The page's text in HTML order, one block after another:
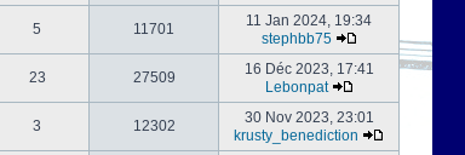
5 11701
11 Jan 2024, 19:34
stephbb75
23 27509
16 Déc 2023, 17:41
Lebonpat
3 12302
30 Nov 2023, 23:01
krusty_benediction